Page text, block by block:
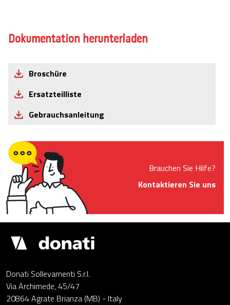
Dokumentation herunterladen
Broschüre
Ersatzteilliste
Gebrauchsanleitung
Brauchen Sie Hilfe?
Kontaktieren Sie uns
Demagcranes
Donati Sollevamenti S.r.l.
Via Archimede, 45/47
20864 Agrate Brianza (MB) - Italy